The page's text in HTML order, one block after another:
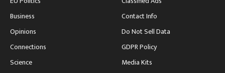
Business
Opinions
Connections
Science
Contact Info
Do Not Sell Data
GDPR Policy
Media Kits